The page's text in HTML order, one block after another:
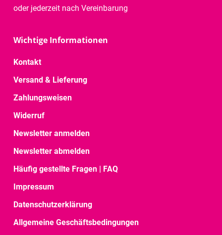
oder jederzeit nach Vereinbarung
Wichtige Informationen
Kontakt
Versand & Lieferung
Zahlungsweisen
Widerruf
Newsletter anmelden
Newsletter abmelden
Häufig gestellte Fragen | FAQ
Impressum
Datenschutzerklärung
Allgemeine Geschäftsbedingungen